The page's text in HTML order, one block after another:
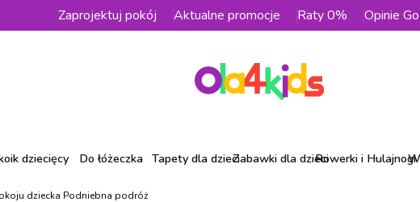
Zaprojektuj pokój Aktualne promocje Raty 0% Opinie
dziecięcy Do łóżeczka Tapety dla dzieciZabawki dla dzieciRowerki i Hulajnogi
dziecka Podniebna podróż